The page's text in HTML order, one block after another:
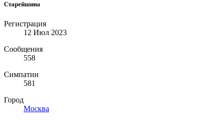
Старейшина
Регистрация
12 Июл 2023
Сообщения
558
Симпатии
581
Город
Москва